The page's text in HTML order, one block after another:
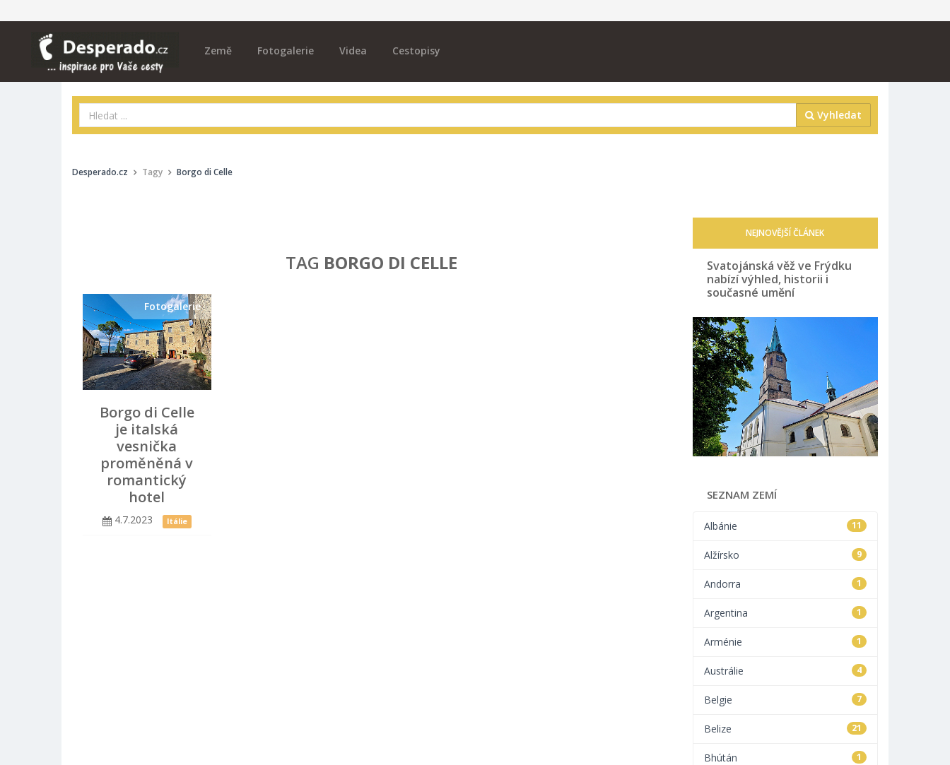
Země Fotogalerie Videa Cestopisy
Vyhledat
Desperado.cz Tagy Borgo di Celle
TAG BORGO DI CELLE
Fotogalerie
Borgo di Celle
je italská
vesnička
proměněná v
romantický
hotel
4.7.2023 Itálie
NEJNOVĚJŠÍ ČLÁNEK
Svatojánská věž ve Frýdku
nabízí výhled, historii i
současné umění
SEZNAM ZEMÍ
11
Albánie
9
Alžírsko
1
Andorra
1
Argentina
1
Arménie
4
Austrálie
7
Belgie
21
Belize
1
Bhútán